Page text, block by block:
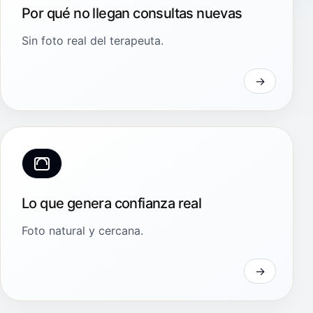
Por qué no llegan consultas nuevas
Sin foto real del terapeuta.
Lo que genera confianza real
Foto natural y cercana.